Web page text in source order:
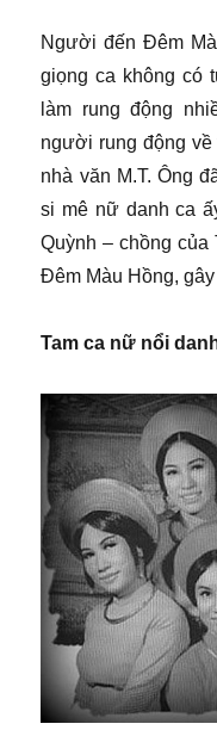
Người đến Đêm
giọng ca không có
làm rung động
người rung động về
nhà văn M.T. Ông
si mê nữ danh ca
Quỳnh – chồng
Đêm Màu Hồng,
Tam ca nữ nổi